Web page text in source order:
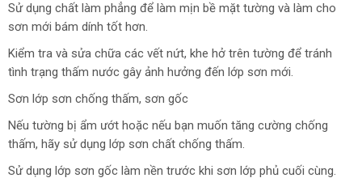
Sử dụng chất làm phẳng để làm mịn bề mặt tường và làm cho
sơn mới bám dính tốt hơn.
Kiểm tra và sửa chữa các vết nứt, khe hở trên tường để tránh
tình trạng thấm nước gây ảnh hưởng đến lớp sơn mới.
Sơn lớp sơn chống thấm, sơn gốc
Nếu tường bị ẩm ướt hoặc nếu bạn muốn tăng cường chống
thấm, hãy sử dụng lớp sơn chất chống thấm.
Sử dụng lớp sơn gốc làm nền trước khi sơn lớp phủ cuối cùng.